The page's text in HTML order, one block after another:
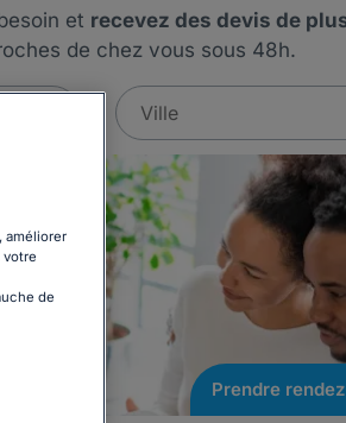
et recevez des devis de
de chez vous sous 48h.
Prendre
améliorer
votre
de